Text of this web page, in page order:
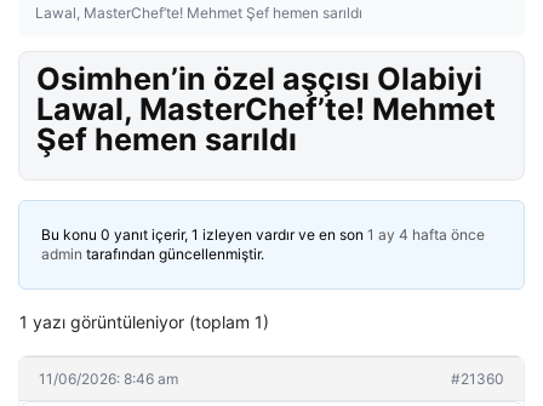
Lawal, MasterChef’te! Mehmet Şef hemen sarıldı
Osimhen’in özel aşçısı Olabiyi
Lawal, MasterChef’te! Mehmet
Şef hemen sarıldı
Bu konu 0 yanıt içerir, 1 izleyen vardır ve en son 1 ay 4 hafta önce
admin tarafından güncellenmiştir.
1 yazı görüntüleniyor (toplam 1)
11/06/2026: 8:46 am #21360